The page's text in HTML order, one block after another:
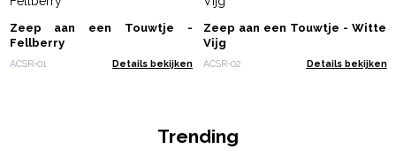
Zeep aan een Touwtje -
Fellberry
ACSR-01 Details bekijken
Zeep aan een Touwtje - Witte
Vijg
ACSR-02 Details bekijken
Trending